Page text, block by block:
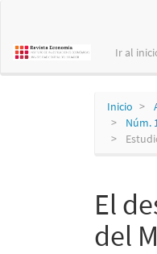
principal
Ir al
Inicio
Núm.
El
del